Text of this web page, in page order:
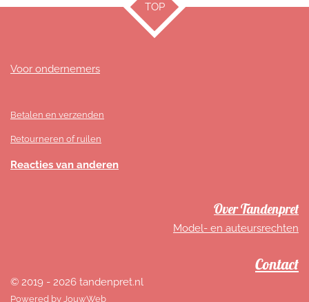
TOP
Voor ondernemers
Betalen en verzenden
Retourneren of ruilen
Reacties van anderen
Over Tandenpret
Model- en auteursrechten
Contact
© 2019 - 2026 tandenpret.nl
Powered by JouwWeb